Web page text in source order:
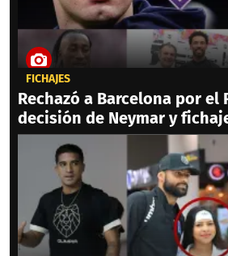
FICHAJES
Rechazó a Barcelona por el
decisión de Neymar y